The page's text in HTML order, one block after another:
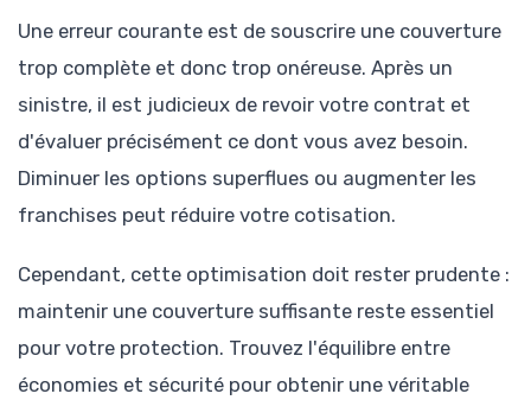
Une erreur courante est de souscrire une couverture
trop complète et donc trop onéreuse. Après un
sinistre, il est judicieux de revoir votre contrat et
d'évaluer précisément ce dont vous avez besoin.
Diminuer les options superflues ou augmenter les
franchises peut réduire votre cotisation.
Cependant, cette optimisation doit rester prudente :
maintenir une couverture suffisante reste essentiel
pour votre protection. Trouvez l'équilibre entre
économies et sécurité pour obtenir une véritable